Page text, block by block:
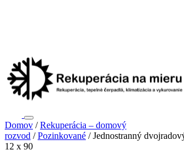
Domov /Rekuperácia – domový
rozvod /Pozinkované / Jednostranný
12 x 90